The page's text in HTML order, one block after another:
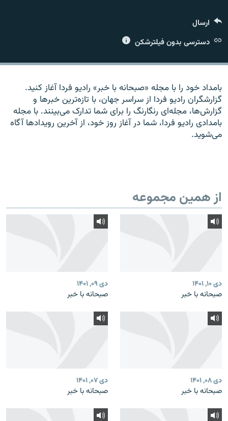
زبان‌های دیگر
ارسال
دسترسی بدون فیلترشکن
بامداد خود را با مجله «صبحانه با خبر» راديو فردا آغاز کنيد.
گزارشگران راديو فردا از سراسر جهان، با تازه‌ترين خبرها و
گزارش‌ها، مجله‌ای رنگارنگ را برای شما تدارک می‌بينند. با مجله
بامدادی راديو فردا، شما در آغاز روز خود، از آخرين رويدادها آگاه
می‌شويد.
از همین مجموعه
دی ۱۰, ۱۴۰۱
صبحانه با خبر
دی ۰۹, ۱۴۰۱
صبحانه با خبر
دی ۰۸, ۱۴۰۱
صبحانه با خبر
دی ۰۷, ۱۴۰۱
صبحانه با خبر